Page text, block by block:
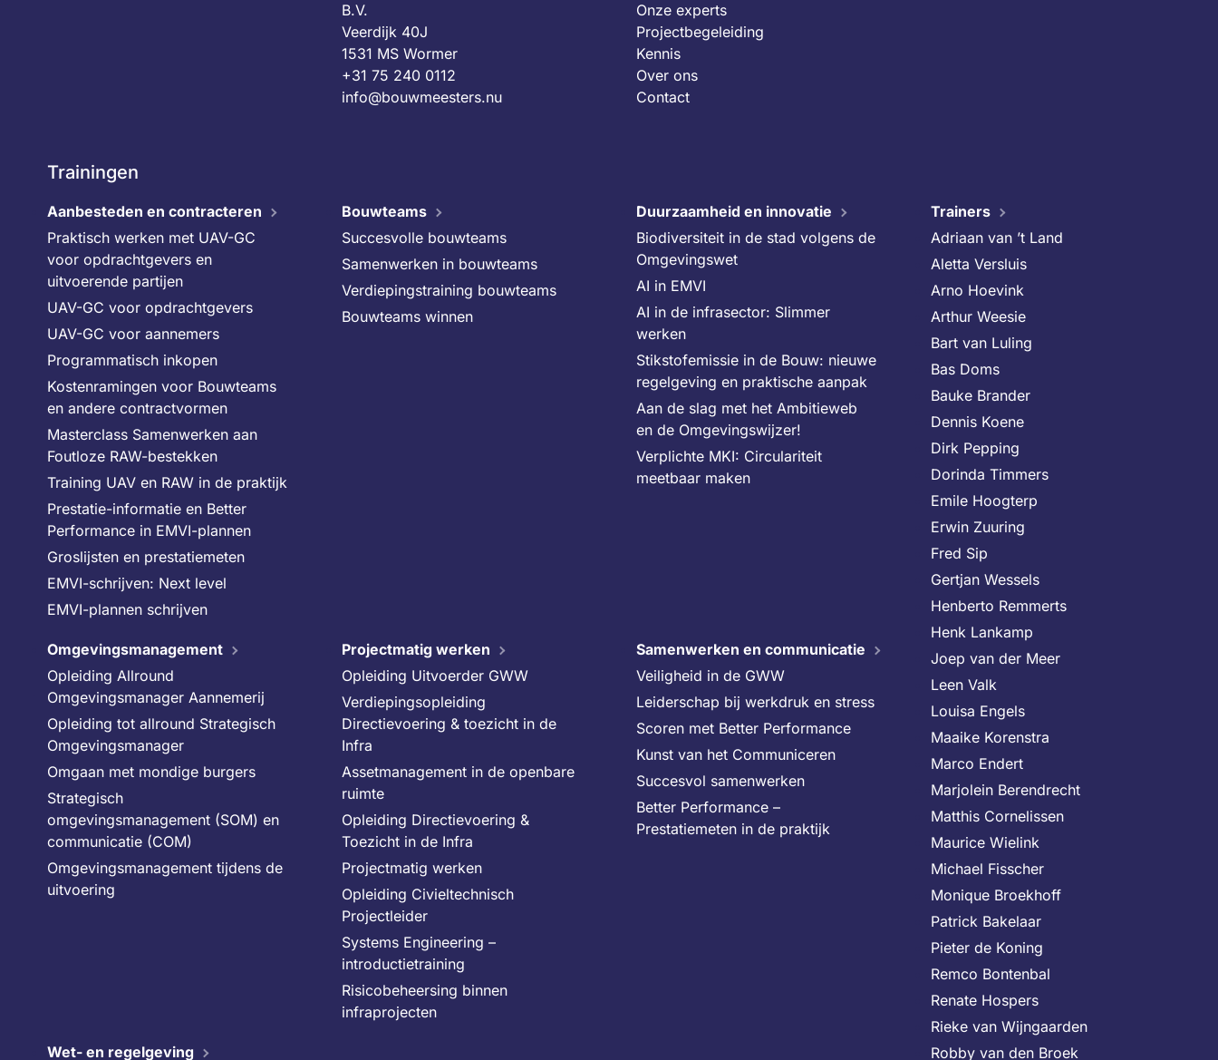
B.V.
Veerdijk 40J
1531 MS Wormer
+31 75 240 0112
info@bouwmeesters.nu
Onze experts
Projectbegeleiding
Kennis
Over ons
Contact
Trainingen
Aanbesteden en contracteren
Praktisch werken met UAV-GC
voor opdrachtgevers en
uitvoerende partijen
UAV-GC voor opdrachtgevers
UAV-GC voor aannemers
Programmatisch inkopen
Kostenramingen voor Bouwteams
en andere contractvormen
Masterclass Samenwerken aan
Foutloze RAW-bestekken
Training UAV en RAW in de praktijk
Prestatie-informatie en Better
Performance in EMVI-plannen
Groslijsten en prestatiemeten
EMVI-schrijven: Next level
EMVI-plannen schrijven
Bouwteams
Succesvolle bouwteams
Samenwerken in bouwteams
Verdiepingstraining bouwteams
Bouwteams winnen
Duurzaamheid en innovatie
Biodiversiteit in de stad volgens de
Omgevingswet
AI in EMVI
AI in de infrasector: Slimmer
werken
Stikstofemissie in de Bouw: nieuwe
regelgeving en praktische aanpak
Aan de slag met het Ambitieweb
en de Omgevingswijzer!
Verplichte MKI: Circulariteit
meetbaar maken
Omgevingsmanagement
Opleiding Allround
Omgevingsmanager Aannemerij
Opleiding tot allround Strategisch
Omgevingsmanager
Omgaan met mondige burgers
Strategisch
omgevingsmanagement (SOM) en
communicatie (COM)
Omgevingsmanagement tijdens de
uitvoering
Projectmatig werken
Opleiding Uitvoerder GWW
Verdiepingsopleiding
Directievoering & toezicht in de
Infra
Assetmanagement in de openbare
ruimte
Opleiding Directievoering &
Toezicht in de Infra
Projectmatig werken
Opleiding Civieltechnisch
Projectleider
Systems Engineering –
introductietraining
Risicobeheersing binnen
infraprojecten
Samenwerken en communicatie
Veiligheid in de GWW
Leiderschap bij werkdruk en stress
Scoren met Better Performance
Kunst van het Communiceren
Succesvol samenwerken
Better Performance –
Prestatiemeten in de praktijk
Wet- en regelgeving
Trainers
Adriaan van ’t Land
Aletta Versluis
Arno Hoevink
Arthur Weesie
Bart van Luling
Bas Doms
Bauke Brander
Dennis Koene
Dirk Pepping
Dorinda Timmers
Emile Hoogterp
Erwin Zuuring
Fred Sip
Gertjan Wessels
Henberto Remmerts
Henk Lankamp
Joep van der Meer
Leen Valk
Louisa Engels
Maaike Korenstra
Marco Endert
Marjolein Berendrecht
Matthis Cornelissen
Maurice Wielink
Michael Fisscher
Monique Broekhoff
Patrick Bakelaar
Pieter de Koning
Remco Bontenbal
Renate Hospers
Rieke van Wijngaarden
Robby van den Broek